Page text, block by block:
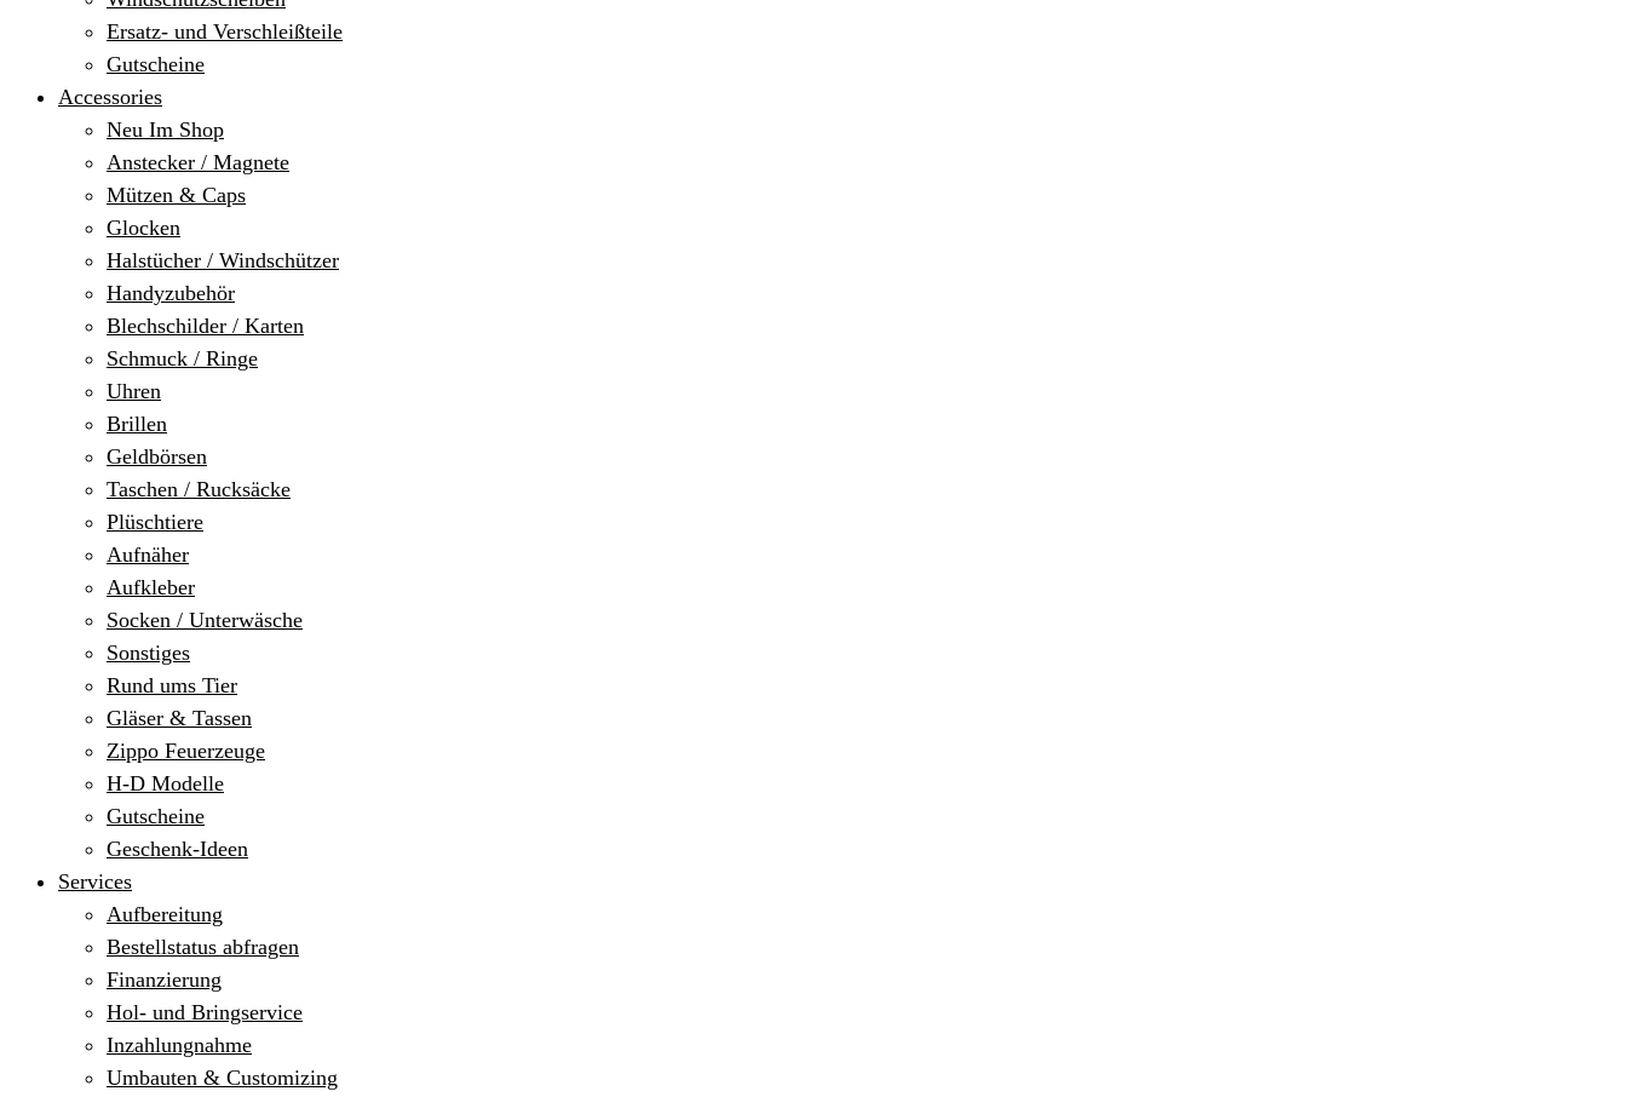
Ersatz- und Verschleißteile
Gutscheine
Accessories
Neu Im Shop
Anstecker / Magnete
Mützen & Caps
Glocken
Halstücher / Windschützer
Handyzubehör
Blechschilder / Karten
Schmuck / Ringe
Uhren
Brillen
Geldbörsen
Taschen / Rucksäcke
Plüschtiere
Aufnäher
Aufkleber
Socken / Unterwäsche
Sonstiges
Rund ums Tier
Gläser & Tassen
Zippo Feuerzeuge
H-D Modelle
Gutscheine
Geschenk-Ideen
Services
Aufbereitung
Bestellstatus abfragen
Finanzierung
Hol- und Bringservice
Inzahlungnahme
Umbauten & Customizing